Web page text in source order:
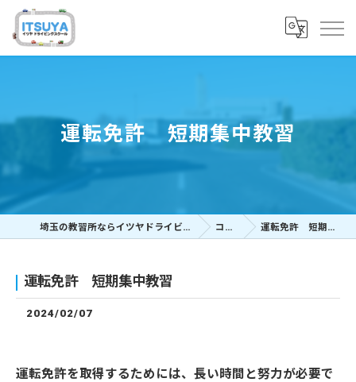
運転免許 短期集中教習
埼玉の教習所ならイツヤドライビングスクール コラム 運転免許 短期集中教習
運転免許 短期集中教習
2024/02/07
運転免許を取得するためには、長い時間と努力が必要で